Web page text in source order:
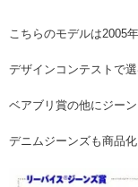
こちらのモデルは2005
デザインコンテストで
ベアブリ賞の他にジー
デニムジーンズも商品化